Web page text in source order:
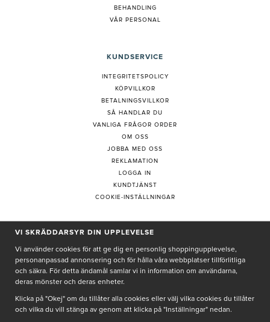
BEHANDLING
VÅR PERSONAL
KUNDSERVICE
INTEGRITETSPOLICY
KÖPVILLKOR
BETALNINGSVILLKOR
SÅ HANDLAR DU
VANLIGA FRÅGOR ORDER
OM OSS
JOBBA MED OSS
REKLAMATION
LOGGA IN
KUNDTJÄNST
COOKIE-INSTÄLLNINGAR
PRENUMERERA PÅ NYHETSBREV
Genom att ge min e-post, accepterar jag Seth och Sallyintegritetspolicy
De uppgifter du matar in kommer endast användas till våra nyhetsbrev.
VI SKRÄDDARSYR DIN UPPLEVELSE
Vi använder cookies för att ge dig en personlig shoppingupplevelse,
personanpassad annonsering och för hålla våra webbplatser tillförlitliga
och säkra. För detta ändamål samlar vi in information om användarna,
deras mönster och deras enheter.
Klicka på "Okej" om du tillåter alla cookies eller välj vilka cookies du tillåter
och vilka du vill stänga av genom att klicka på "Inställningar" nedan.